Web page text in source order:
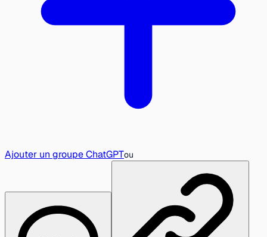
Ajouter un groupe ChatGPTou